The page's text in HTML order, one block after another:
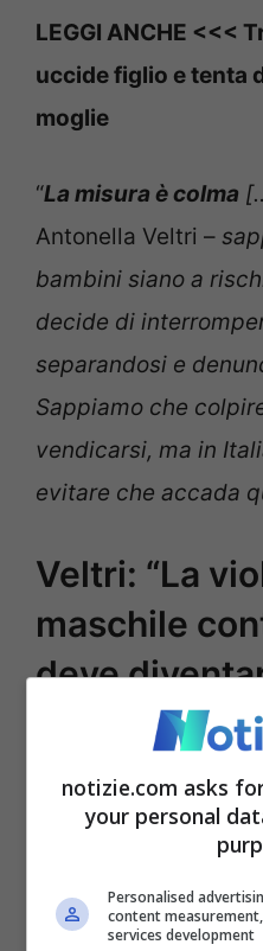
LEGGI ANCHE <<<
uccide figlio e tenta
moglie
“La misura è colma
Antonella Veltri –
bambini siano a
decide di
separandosi e
Sappiamo che
vendicarsi, ma in
evitare che accada
Veltri: “La
maschile
deve
politica e
notizie.com asks
your personal
Personalised
content
services development